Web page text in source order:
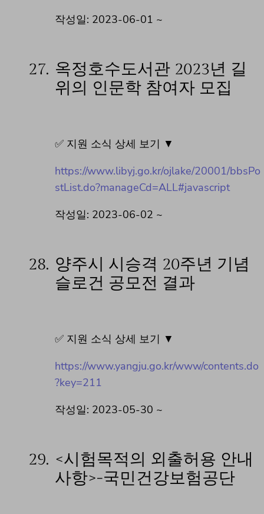
작성일: 2023-06-01 ~
27. 옥정호수도서관 2023년 길
위의 인문학 참여자 모집
✅ 지원 소식 상세 보기 ▼
https://www.libyj.go.kr/ojlake/20001/bbsPo
stList.do?manageCd=ALL#javascript
작성일: 2023-06-02 ~
28. 양주시 시승격 20주년 기념
슬로건 공모전 결과
✅ 지원 소식 상세 보기 ▼
https://www.yangju.go.kr/www/contents.do
?key=211
작성일: 2023-05-30 ~
29. <시험목적의 외출허용 안내
사항>-국민건강보험공단